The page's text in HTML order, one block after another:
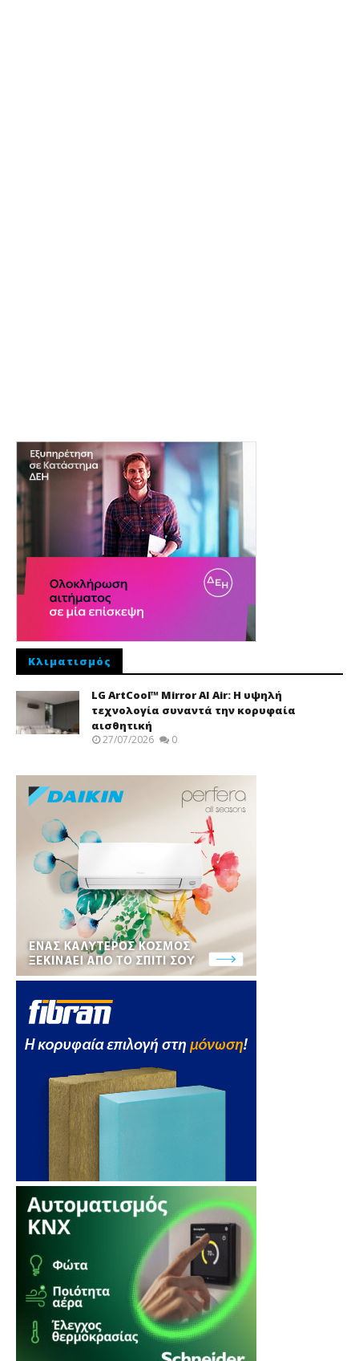
Κλιματισμός
LG ArtCool™ Mirror AI Air: Η υψηλή
τεχνολογία συναντά την κορυφαία
αισθητική
27/07/2026 0